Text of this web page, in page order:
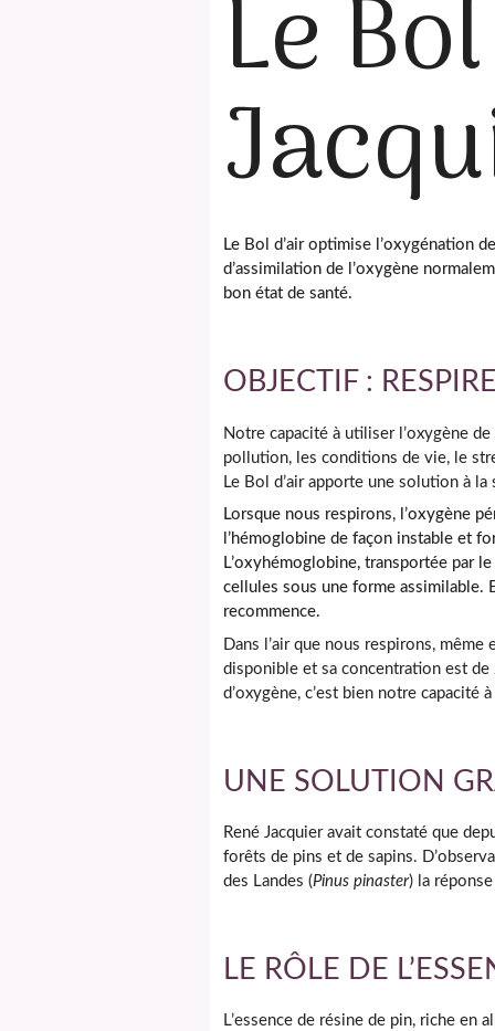
Le
Le Bol d’air optimise l’oxygénation
d’assimilation de l’oxygène
bon état de santé.
OBJECTIF :
Notre capacité à utiliser l’oxygène
pollution, les conditions de vie, le
Le Bol d’air apporte une solution à
Lorsque nous respirons, l’oxygène
l’hémoglobine de façon instable et
L’oxyhémoglobine, transportée par
cellules sous une forme assimilable.
recommence.
Dans l’air que nous respirons,
disponible et sa concentration est
d’oxygène, c’est bien notre capacité
UNE SOLUTION
René Jacquier avait constaté que
forêts de pins et de sapins.
des Landes (Pinus pinaster) la
LE RÔLE DE
L’essence de résine de pin, riche en